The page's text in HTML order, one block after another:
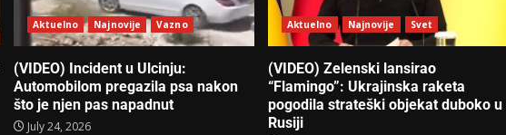
Aktuelno Najnovije Vazno
(VIDEO) Incident u Ulcinju:
Automobilom pregazila psa nakon
što je njen pas napadnut
July 24, 2026
Aktuelno Najnovije Svet
(VIDEO) Zelenski lansirao
“Flamingo”: Ukrajinska raketa
pogodila strateški objekat duboko u
Rusiji